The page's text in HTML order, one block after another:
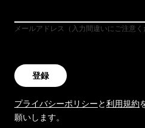
メールアドレス（入力間違いにご注意く
登録
プライバシーポリシーと利用規約
願いします。